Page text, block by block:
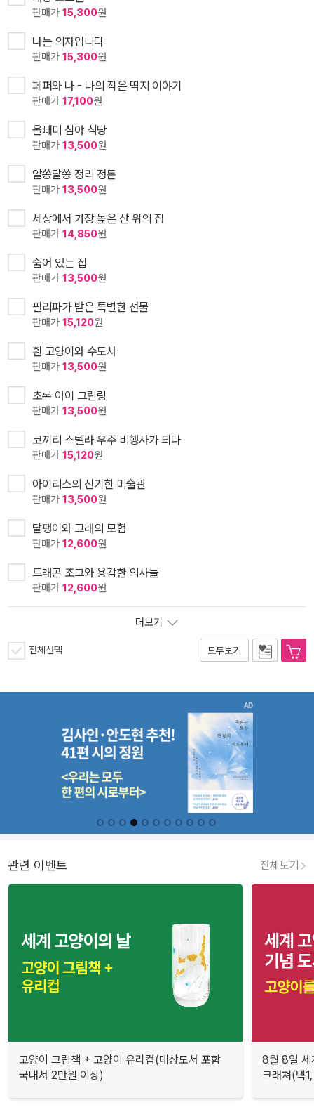
판매가 15,300원
나는 의자입니다
판매가 15,300원
페퍼와 나 - 나의 작은 딱지 이야기
판매가 17,100원
올빼미 심야 식당
판매가 13,500원
알쏭달쏭 정리 정돈
판매가 13,500원
세상에서 가장 높은 산 위의 집
판매가 14,850원
숨어 있는 집
판매가 13,500원
필리파가 받은 특별한 선물
판매가 15,120원
흰 고양이와 수도사
판매가 13,500원
초록 아이 그린링
판매가 13,500원
코끼리 스텔라 우주 비행사가 되다
판매가 15,120원
아이리스의 신기한 미술관
판매가 13,500원
달팽이와 고래의 모험
판매가 12,600원
드래곤 조그와 용감한 의사들
판매가 12,600원
더보기
전체선택 모두보기
관련 이벤트 전체보기
고양이 그림책 + 고양이 유리컵(대상도서 포함
국내서 2만원 이상)
8월 8일 세
크래쳐(택